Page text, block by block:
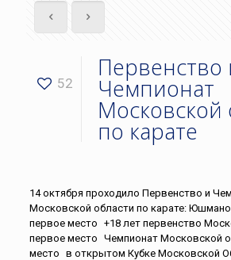
52
Первенство
Чемпионат
Московской
по карате
14 октября проходило Первенство и
Московской области по карате:
первое место +18 лет первенство
первое место Чемпионат Московской
место в открытом Кубке Московской